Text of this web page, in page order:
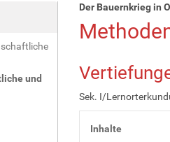
und
Der Bauernkrieg in
Sek. I/
Inhalte